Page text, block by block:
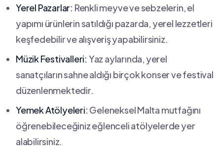
Yerel ​Pazarlar: Renkli meyve ve sebzelerin, el
yapımı ürünlerin satıldığı pazarda, yerel lezzetleri ​
keşfedebilir ⁢ve alışveriş⁤ yapabilirsiniz.
Müzik⁢ Festivalleri: Yaz aylarında, yerel
sanatçıların sahne aldığı birçok konser ve festival
düzenlenmektedir.
Yemek Atölyeleri: Geleneksel ⁢Malta mutfağını
öğrenebileceğiniz eğlenceli atölyelerde yer
alabilirsiniz.